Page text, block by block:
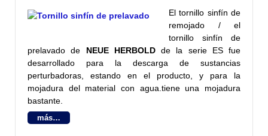
El tornillo sinfín de
remojado / el
tornillo sinfín de
prelavado de NEUE HERBOLDde la serie ES fue
desarrollado para la descarga de sustancias
perturbadoras, estando en el producto, y para la
mojadura del material con agua.tiene una mojadura
bastante.
más…